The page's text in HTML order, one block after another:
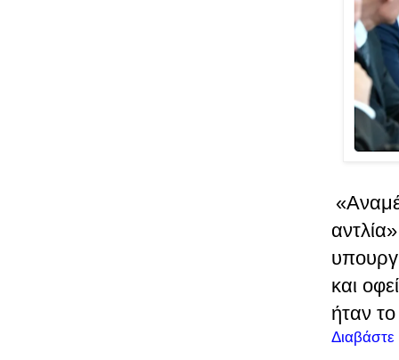
και
ήταν